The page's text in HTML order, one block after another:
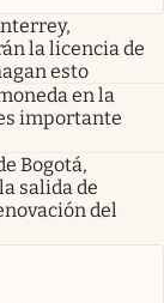
la licencia de
esto
en la
importante
Bogotá,
salida de
del